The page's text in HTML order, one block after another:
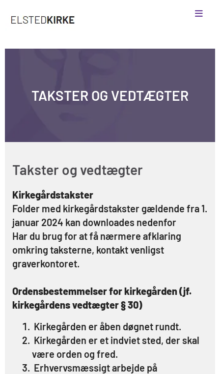
TAKSTER OG VEDTÆGTER
Takster og vedtægter
Kirkegårdstakster
Folder med kirkegårdstakster gældende fra 1.
januar 2024 kan downloades nedenfor
Har du brug for at få nærmere afklaring
omkring taksterne, kontakt venligst
graverkontoret.
Ordensbestemmelser for kirkegården (jf.
kirkegårdens vedtægter § 30)
Kirkegården er åben døgnet rundt.
Kirkegården er et indviet sted, der skal
være orden og fred.
Erhvervsmæssigt arbejde på